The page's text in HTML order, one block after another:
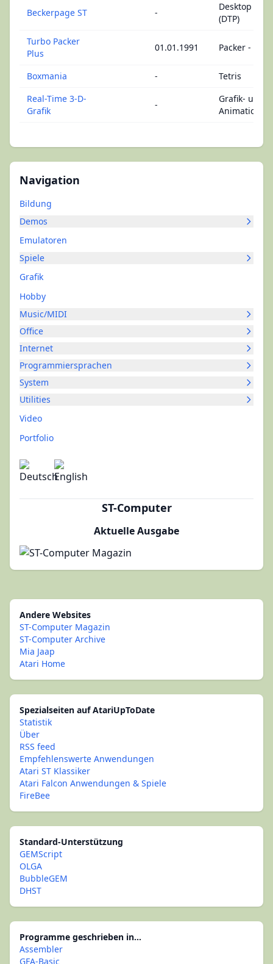
Navigation
Bildung
Demos
Emulatoren
Spiele
Grafik
Hobby
Music/MIDI
Office
Internet
Programmiersprachen
System
Utilities
Video
Portfolio
ST-Computer
Aktuelle Ausgabe
Beckerpage ST -
Desktop
(DTP)
Turbo Packer
Plus
01.01.1991 Packer -
Boxmania -
Tetris
Real-Time 3-D-
Grafik
-
Grafik- und
Andere Websites
ST-Computer Magazin
ST-Computer Archive
Mia Jaap
Atari Home
Spezialseiten auf AtariUpToDate
Statistik
Über
RSS feed
Empfehlenswerte Anwendungen
Atari ST Klassiker
Atari Falcon Anwendungen & Spiele
FireBee
Standard-Unterstützung
GEMScript
OLGA
BubbleGEM
DHST
Programme geschrieben in...
Assembler
GFA-Basic